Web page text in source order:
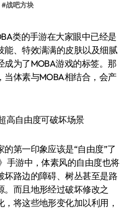
#战吧方块
能、特效满满的皮肤以及细腻
成为了MOBA游戏的标签。那
当体素与MOBA相结合，会产
自由度可破坏场景
第一印象应该是“自由度”了
手游中，体素风的自由度也将
坏路边的障碍、树丛甚至是路
。而且地形经过破坏修改之
，将这些地形变化加以利用，